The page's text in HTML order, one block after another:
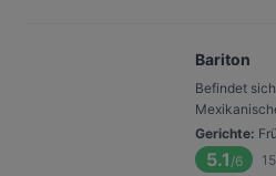
Bariton
Befindet
Gerichte:
5.1 /6